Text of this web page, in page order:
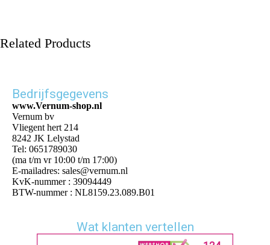
Related Products
Bedrijfsgegevens
www.Vernum-shop.nl
Vernum bv
Vliegent hert 214
8242 JK Lelystad
Tel: 0651789030
(ma t/m vr 10:00 t/m 17:00)
E-mailadres: sales@vernum.nl
KvK-nummer : 39094449
BTW-nummer : NL8159.23.089.B01
Wat klanten vertellen